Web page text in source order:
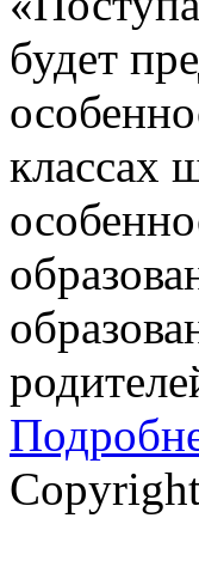
будет
классах